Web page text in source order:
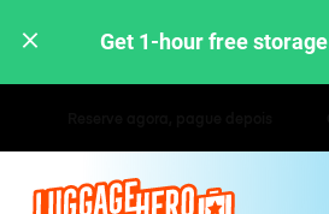
Get 1-hour free storage